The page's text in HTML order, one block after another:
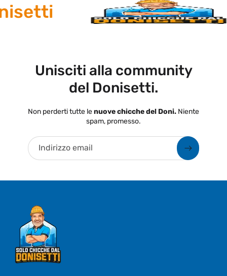
Unisciti alla community
del Donisetti.
Non perderti tutte lenuove chicche del Doni. Niente
spam, promesso.
Indirizzo email